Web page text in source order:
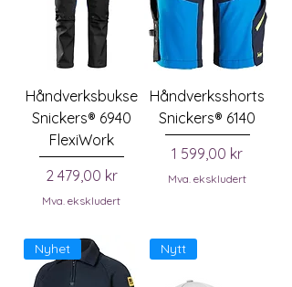
Håndverksbukse
Snickers® 6940
FlexiWork
Pris
2 479,00 kr
Mva. ekskludert
Håndverksshorts
Snickers® 6140
Pris
1 599,00 kr
Mva. ekskludert
Nyhet Nytt